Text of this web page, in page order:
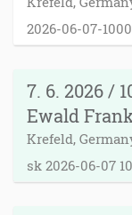
2026-06-07-
7. 6. 2026 /
Ewald
Krefeld,
sk 2026-06-07